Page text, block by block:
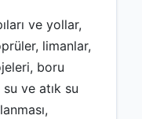
ve yollar,
limanlar,
boru
ve atık su